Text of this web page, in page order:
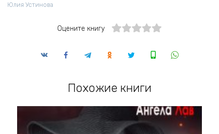
Юлия Устинова
Оцените книгу
Похожие книги